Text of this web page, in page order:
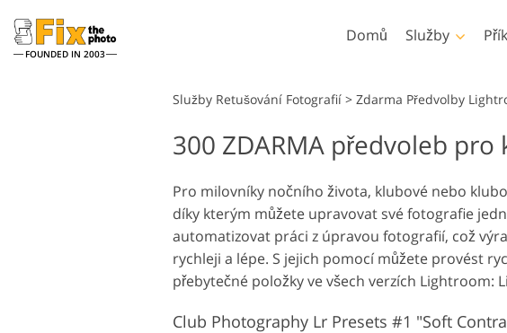
FOUNDED IN 2003
Domů Služby
Headshot
svatebních fotografií
umělou inteligencí
Lightroom
Předvolby Lightroom
kolekce LR
Přednastavení nejlepších
nabídek
Mobilní kolekce
Photoshop
Akce Photoshopu
Překryvy Photoshopu
Textury Photoshopu
Ps Actions Celé sbírky
Ps překrývá celé sbírky
Služby Retušování Fotografií > Zdarma Předvolby
300 ZDARMA předvoleb
Pro milovníky nočního života, klubové nebo
díky kterým můžete upravovat své fotografie
automatizovat práci z úpravou fotografií, což
rychleji a lépe. S jejich pomocí můžete provést
přebytečné položky ve všech verzích Lightroom:
Club Photography Lr Presets #1 "Soft